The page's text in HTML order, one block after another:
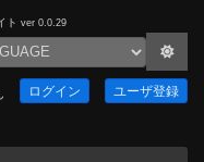
ト ver 0.0.29
ログイン ユーザ登録